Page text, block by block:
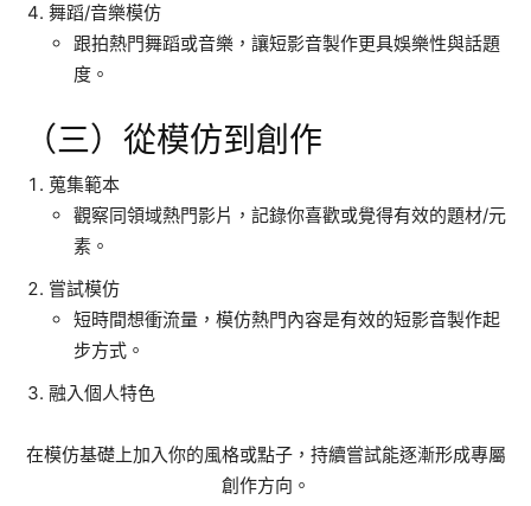
舞蹈/音樂模仿
跟拍熱門舞蹈或音樂，讓短影音製作更具娛樂性與話題
度。
（三）從模仿到創作
蒐集範本
觀察同領域熱門影片，記錄你喜歡或覺得有效的題材/元
素。
嘗試模仿
短時間想衝流量，模仿熱門內容是有效的短影音製作起
步方式。
融入個人特色
在模仿基礎上加入你的風格或點子，持續嘗試能逐漸形成專屬
創作方向。